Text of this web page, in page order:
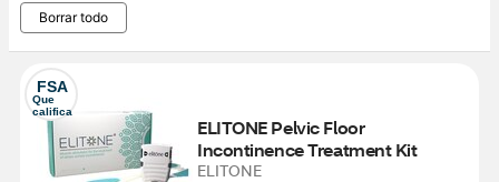
Borrar todo
FSA
Que
califica
ELITONE Pelvic Floor
Incontinence Treatment Kit
ELITONE